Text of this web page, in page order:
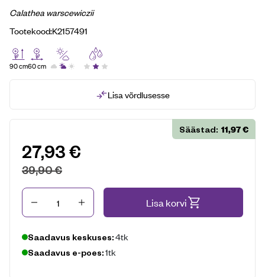
Calathea warscewiczii
Tootekood:K2157491
90 cm60 cm
Lisa võrdlusesse
27,93€
39,90€
Säästad: 11,97€
Kogus Lisa korvi
Saadavus keskuses:4tk
Saadavus e-poes:1tk